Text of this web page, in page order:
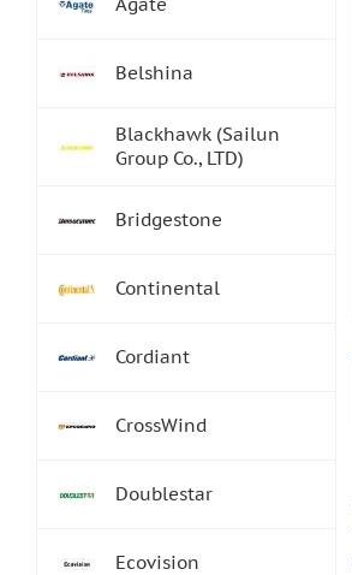
Belshina
Blackhawk (Sailun
Group Co., LTD)
Bridgestone
Continental
Cordiant
CrossWind
Doublestar
Ecovision